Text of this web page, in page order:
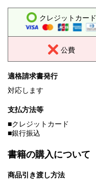
クレジットカード
公費
適格請求書発行
対応します
支払方法等
■クレジットカード
■銀行振込
書籍の購入について
商品引き渡し方法